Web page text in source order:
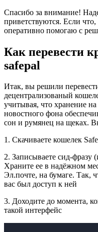
Спасибо за внимание!
приветствуются. Если
оперативно помогаю с
Как перевести
safepal
Итак, вы решили
децентрализованый
учитывая, что хранение
новостного фона
сон и румянец на щеках.
1. Скачиваете кошелек
2. Записываете сид-фразу
Храните ее в надёжном
Эл.почте, на бумаге. Так,
вас был доступ к ней
3. Доходите до момента,
такой интерфейс